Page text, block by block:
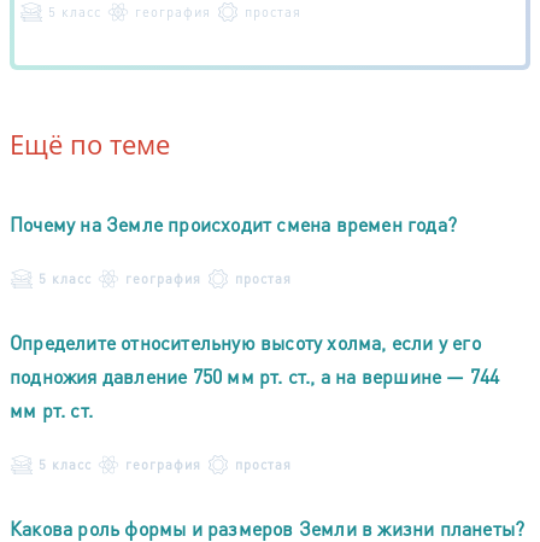
5 класс география простая
Ещё по теме
Почему на Земле происходит смена времен года?
5 класс география простая
Определите относительную высоту холма, если у его
подножия давление 750 мм рт. ст., а на вершине — 744
мм рт. ст.
5 класс география простая
Какова роль формы и размеров Земли в жизни планеты?